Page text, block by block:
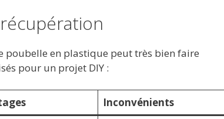
poubelle en plastique peut très bien faire
pour un projet DIY :
Inconvénients